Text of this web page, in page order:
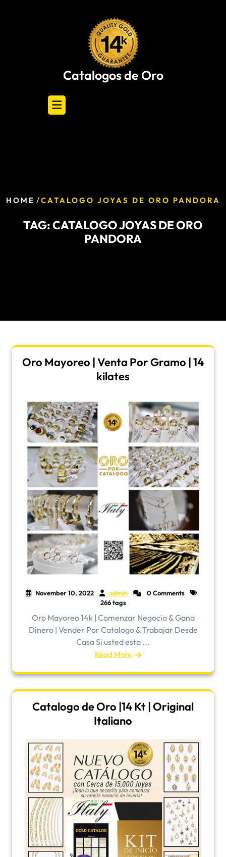
Catalogos de Oro
HOME /CATALOGO JOYAS DE ORO PANDORA
TAG:CATALOGO JOYAS DE ORO
PANDORA
Oro Mayoreo | Venta Por Gramo | 14
kilates
November 10, 2022 admin
0 Comments
266 tags
Oro Mayoreo 14k | Comenzar Negocio & Gana
Dinero | Vender Por Catalogo & Trabajar Desde
Casa Si usted esta ...
Read More
Catalogo de Oro |14 Kt | Original
Italiano